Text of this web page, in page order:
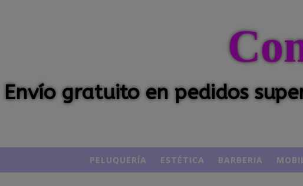
Envío gratuito en pedidos
PELUQUERÍA ESTÉTICA BARBERIA